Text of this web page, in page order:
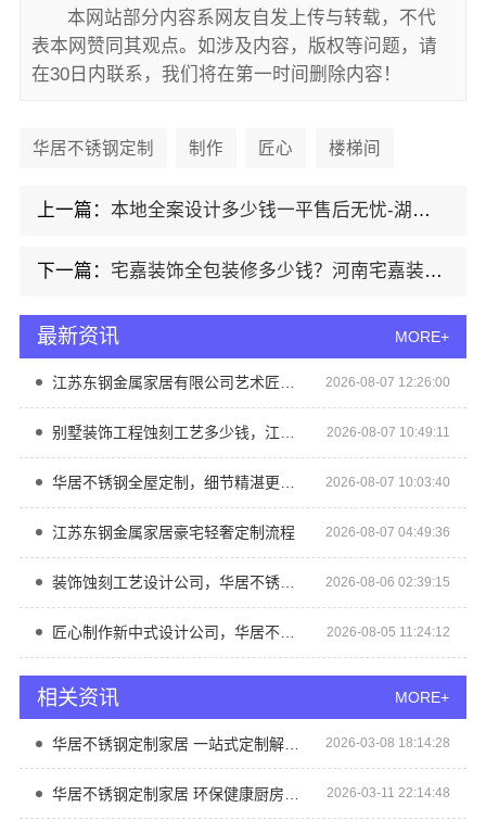
本网站部分内容系网友自发上传与转载，不代
表本网赞同其观点。如涉及内容，版权等问题，请
在30日内联系，我们将在第一时间删除内容！
华居不锈钢定制 制作 匠心 楼梯间
上一篇：本地全案设计多少钱一平售后无忧-湖南创益讯建筑有限公司
下一篇： 宅嘉装饰全包装修多少钱？河南宅嘉装饰材料有限公司
最新资讯 MORE+
2026-08-07 12:26:00
2026-08-07 10:49:11
2026-08-07 10:03:40
江苏东钢金属家居豪宅轻奢定制流程 2026-08-07 04:49:36
装饰蚀刻工艺设计公司，华居不锈钢匠心打造 2026-08-06 02:39:15
匠心制作新中式设计公司，华居不锈钢传承东方美学 2026-08-05 11:24:12
相关资讯 MORE+
华居不锈钢定制家居 一站式定制解决方案 2026-03-08 18:14:28
2026-03-11 22:14:48